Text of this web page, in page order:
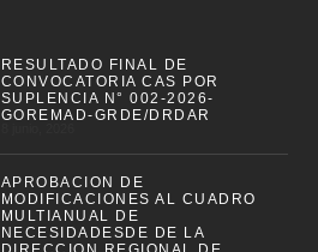
RESULTADO FINAL DE
CONVOCATORIA CAS POR
SUPLENCIA N° 002-2026-
GOREMAD-GRDE/DRDAR
APROBACION DE
MODIFICACIONES AL CUADRO
MULTIANUAL DE
NECESIDADESDE DE LA